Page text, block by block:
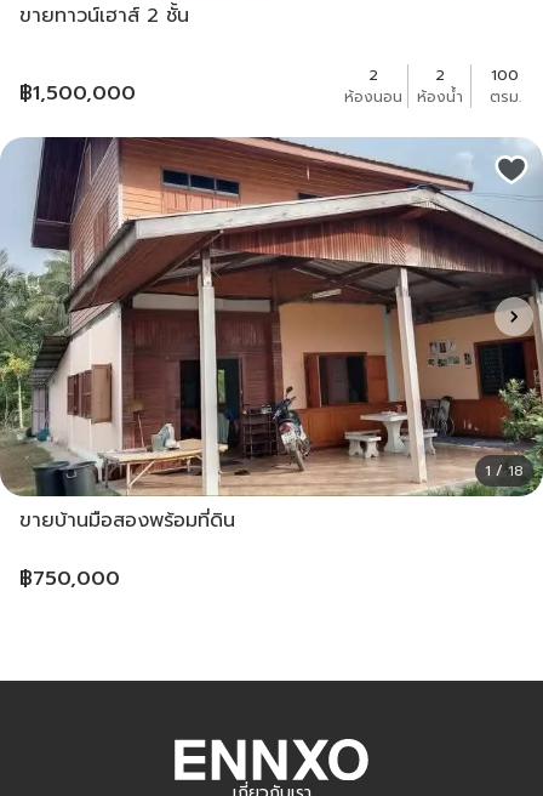
ขายทาวน์เฮาส์ 2 ชั้น
฿1,500,000
2
ห้องนอน
2
ห้องน้ำ
100
ตรม.
1 / 18
ขายบ้านมือสองพร้อมที่ดิน
฿750,000